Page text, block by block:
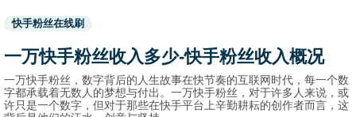
Used
before
names.
快手粉丝在线刷
一万快手粉丝收入多少-快手粉丝收入概况
一万快手粉丝，数字背后的人生故事在快节奏的互联网时代，每一个数
字都承载着无数人的梦想与付出。一万快手粉丝，对于许多人来说，或
许只是一个数字，但对于那些在快手平台上辛勤耕耘的创作者而言，这